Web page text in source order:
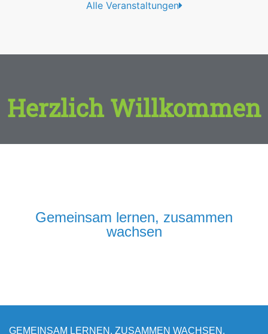
Alle Veranstaltungen
Herzlich Willkommen
Gemeinsam lernen, zusammen
wachsen
GEMEINSAM LERNEN, ZUSAMMEN WACHSEN.